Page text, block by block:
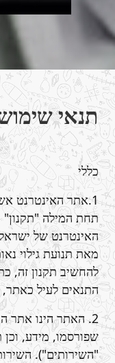
תנאי
כללי
1.אתר האינטרנט
תחת המילה "תקנון"
האינטרנט של
להחשיב תקנון זה,
התנאים לעיל כאתר,
2. האתר הינו אתר
שפורסמו, מידע, וכן
"השירותים").